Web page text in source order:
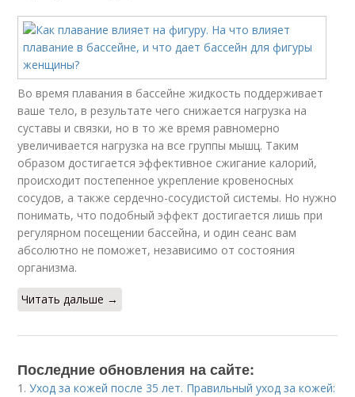
Во время плавания в бассейне жидкость поддерживает
ваше тело, в результате чего снижается нагрузка на
суставы и связки, но в то же время равномерно
увеличивается нагрузка на все группы мышц. Таким
образом достигается эффективное сжигание калорий,
происходит постепенное укрепление кровеносных
сосудов, а также сердечно-сосудистой системы. Но нужно
понимать, что подобный эффект достигается лишь при
регулярном посещении бассейна, и один сеанс вам
абсолютно не поможет, независимо от состояния
организма.
Читать дальше →
Последние обновления на сайте:
1.Уход за кожей после 35 лет. Правильный уход за кожей: